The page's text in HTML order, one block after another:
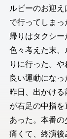
ルビーのお迎
で行ってしまっ
帰りはタクシー
色々考えた末、
りに行った。や
良い運動になっ
昨日、出かけ
が右足の中指
あった。本番
痛くて、終演後